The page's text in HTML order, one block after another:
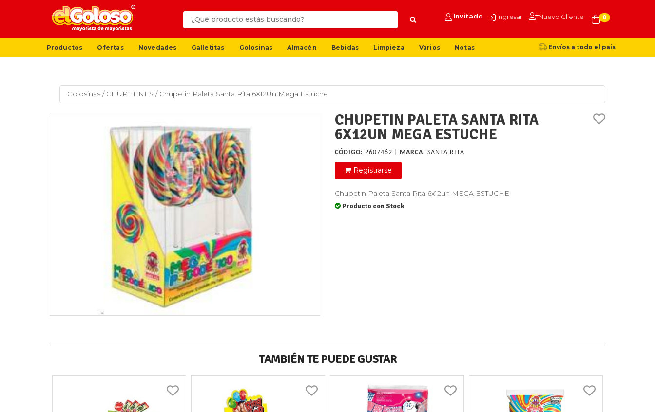
Invitado Ingresar Nuevo Cliente 0
Productos Ofertas Novedades Galletitas Golosinas Almacén Bebidas Limpieza Varios Notas Envíos a todo el país
Golosinas / CHUPETINES / Chupetin Paleta Santa Rita 6X12Un Mega Estuche
CHUPETIN PALETA SANTA RITA
6X12UN MEGA ESTUCHE
CÓDIGO: 2607462 | MARCA: SANTA RITA
Registrarse
Chupetin Paleta Santa Rita 6x12un MEGA ESTUCHE
Producto con Stock
TAMBIÉN TE PUEDE GUSTAR